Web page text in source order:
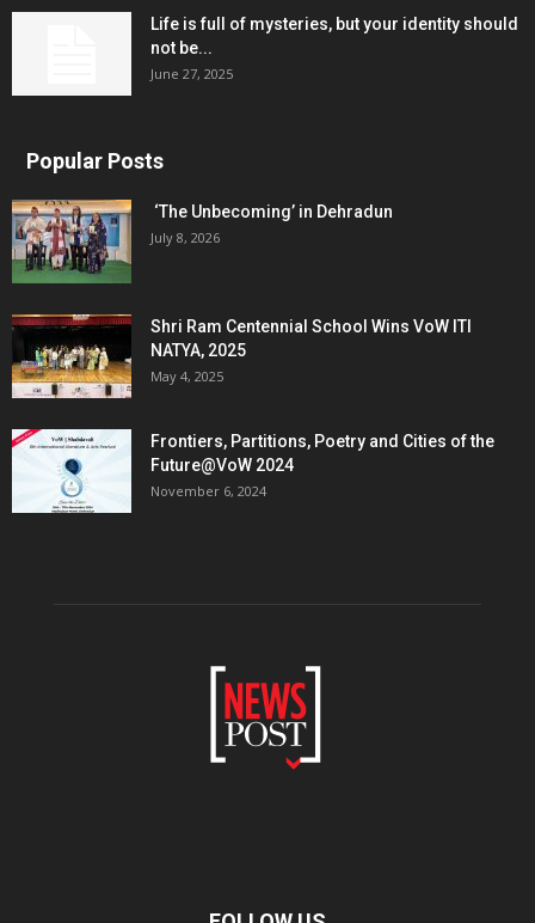
Life is full of mysteries, but your identity should
not be...
June 27, 2025
Popular Posts
‘The Unbecoming’ in Dehradun
July 8, 2026
Shri Ram Centennial School Wins VoW ITI
NATYA, 2025
May 4, 2025
Frontiers, Partitions, Poetry and Cities of the
Future@VoW 2024
November 6, 2024